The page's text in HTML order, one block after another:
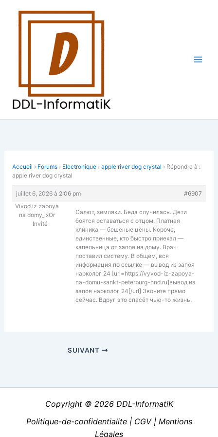
Accueil › Forums › Electronique › apple river dog crystal › Répondre à :
apple river dog crystal
juillet 6, 2026 à 2:06 pm
#6907
Vivod iz zapoya
na domy_ixOr
Invité
Салют, земляки. Беда случилась. Дети
боятся оставаться с отцом. Платная
клиника — бешеные цены. Короче,
единственные, кто быстро приехал —
капельница от запоя на дому. Врач
поставил систему. В общем, вся
информация по ссылке — вывод из запоя
нарколог 24 [url=https://vyvod-iz-zapoya-
na-domu-sankt-peterburg-hnd.ru]вывод из
запоя нарколог 24[/url] Звоните прямо
сейчас. Вдруг это спасёт чью-то жизнь.
SUIVANT
Copyright © 2026 DDL-InformatiK
Politique-de-confidentialite | CGV | Mentions
Légales